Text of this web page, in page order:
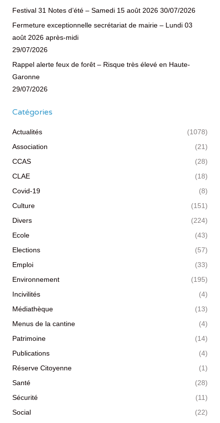
Festival 31 Notes d’été – Samedi 15 août 2026 30/07/2026
Fermeture exceptionnelle secrétariat de mairie – Lundi 03
août 2026 après-midi
29/07/2026
Rappel alerte feux de forêt – Risque très élevé en Haute-
Garonne
29/07/2026
Catégories
Actualités
(1078)
Association
(21)
CCAS
(28)
CLAE
(18)
Covid-19
(8)
Culture
(151)
Divers
(224)
Ecole
(43)
Elections
(57)
Emploi
(33)
Environnement
(195)
Incivilités
(4)
Médiathèque
(13)
Menus de la cantine
(4)
Patrimoine
(14)
Publications
(4)
Réserve Citoyenne
(1)
Santé
(28)
Sécurité
(11)
Social
(22)